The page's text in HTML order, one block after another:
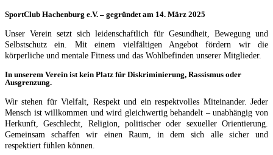
SportClub Hachenburg e.V. – gegründet am 14. März 2025
Unser Verein setzt sich leidenschaftlich für Gesundheit, Bewegung und
Selbstschutz ein. Mit einem vielfältigen Angebot fördern wir die
körperliche und mentale Fitness und das Wohlbefinden unserer Mitglieder.
In unserem Verein ist kein Platz für Diskriminierung, Rassismus oder
Ausgrenzung.
Wir stehen für Vielfalt, Respekt und ein respektvolles Miteinander. Jeder
Mensch ist willkommen und wird gleichwertig behandelt – unabhängig von
Herkunft, Geschlecht, Religion, politischer oder sexueller Orientierung.
Gemeinsam schaffen wir einen Raum, in dem sich alle sicher und
respektiert fühlen können.